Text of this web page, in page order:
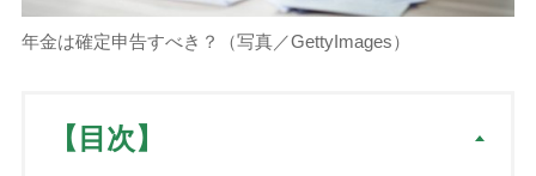
年金は確定申告すべき？（写真／GettyImages）
【目次】